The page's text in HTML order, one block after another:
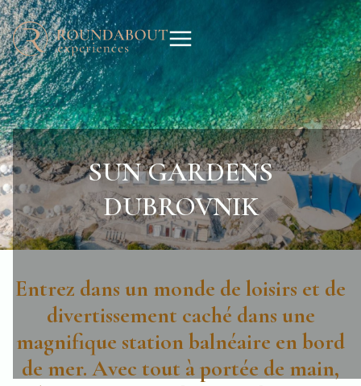
SUN GARDENS
DUBROVNIK
Entrez dans un monde de loisirs et de
divertissement caché dans une
magnifique station balnéaire en bord
de mer. Avec tout à portée de main,